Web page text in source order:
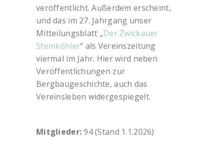
veröffentlicht. Außerdem erscheint,
und das im 27. Jahrgang unser
Mitteilungsblatt „Der Zwickauer
Steinköhler“ als Vereinszeitung
viermal im Jahr. Hier wird neben
Veröffentlichungen zur
Bergbaugeschichte, auch das
Vereinsleben widergespiegelt.
Mitglieder:94 (Stand 1.1.2026)